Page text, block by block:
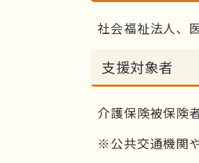
社会福祉法人、
支援対象者
介護保険被保険
※公共交通機関